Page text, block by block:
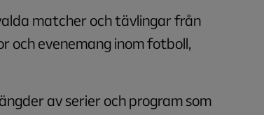
matcher och tävlingar från
och evenemang inom fotboll,
av serier och program som